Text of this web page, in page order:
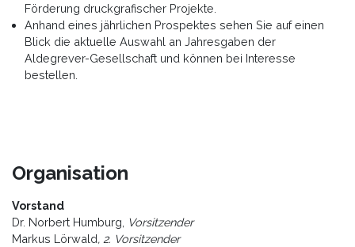
Förderung druckgrafischer Projekte.
Anhand eines jährlichen Prospektes sehen Sie auf einen
Blick die aktuelle Auswahl an Jahresgaben der
Aldegrever-Gesellschaft und können bei Interesse
bestellen.
Organisation
Vorstand
Dr. Norbert Humburg, Vorsitzender
Markus Lörwald, 2. Vorsitzender